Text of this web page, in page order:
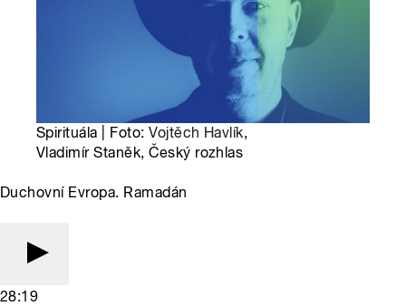
Spirituála | Foto:Vojtěch Havlík,
Vladimír Staněk, Český rozhlas
Duchovní Evropa. Ramadán
28:19